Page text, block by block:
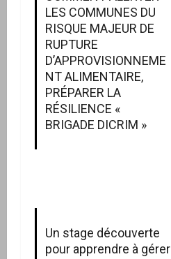
LES COMMUNES DU
RISQUE MAJEUR DE
RUPTURE
D’APPROVISIONNEME
NT ALIMENTAIRE,
PRÉPARER LA
RÉSILIENCE «
BRIGADE DICRIM »
Un stage découverte
pour apprendre à gérer